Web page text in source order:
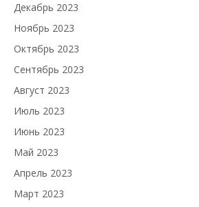
Декабрь 2023
Ноябрь 2023
Октябрь 2023
Сентябрь 2023
Август 2023
Июль 2023
Июнь 2023
Май 2023
Апрель 2023
Март 2023